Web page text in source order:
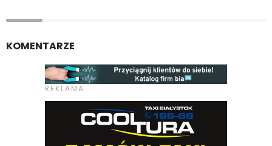
KOMENTARZE